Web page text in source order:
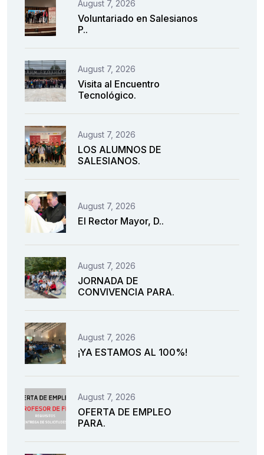
August 7, 2026
Voluntariado en Salesianos
P..
August 7, 2026
Visita al Encuentro
Tecnológico.
August 7, 2026
LOS ALUMNOS DE
SALESIANOS.
August 7, 2026
El Rector Mayor, D..
August 7, 2026
JORNADA DE
CONVIVENCIA PARA.
August 7, 2026
¡YA ESTAMOS AL 100%!
August 7, 2026
OFERTA DE EMPLEO
PARA.